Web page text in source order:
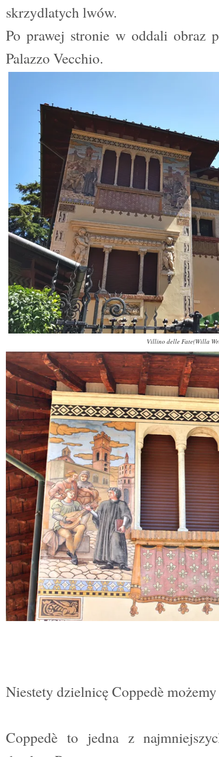
skrzydlatych lwów.
Po prawej stronie w oddali obraz
Palazzo Vecchio.
Villino delle Fate(Willa
Niestety dzielnicę Coppedè
Coppedè to jedna z